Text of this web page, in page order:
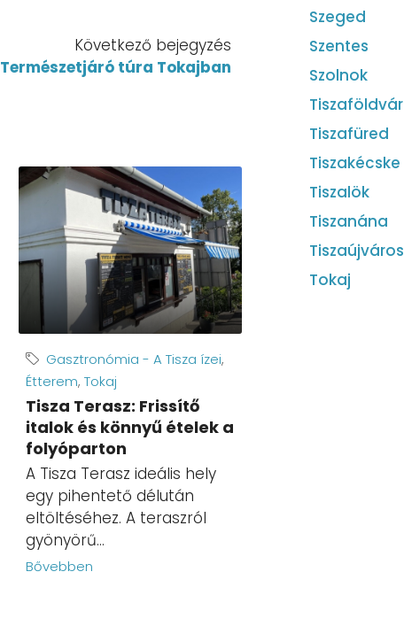
Következő bejegyzés
Természetjáró túra Tokajban
Gasztronómia - A Tisza ízei,
Étterem,Tokaj
Tisza Terasz: Frissítő
italok és könnyű ételek a
folyóparton
A Tisza Terasz ideális hely
egy pihentető délután
eltöltéséhez. A teraszról
gyönyörű...
Bővebben
Szeged
Szentes
Szolnok
Tiszaföldvár
Tiszafüred
Tiszakécske
Tiszalök
Tiszanána
Tiszaújváros
Tokaj